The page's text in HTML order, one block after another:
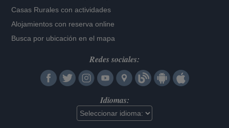
Casas Rurales con actividades
Alojamientos con reserva online
Busca por ubicación en el mapa
Redes sociales:
Idiomas: